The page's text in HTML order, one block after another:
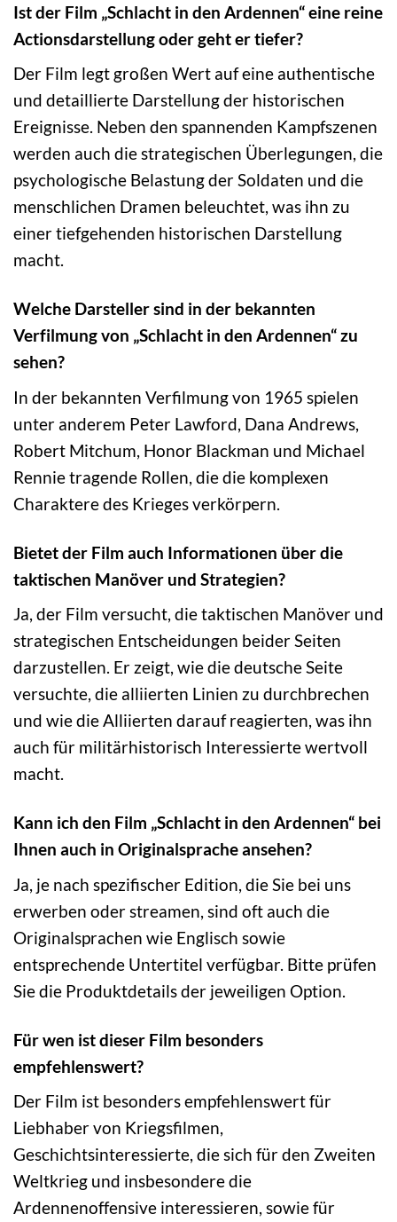
Ist der Film „Schlacht in den Ardennen“ eine reine
Actionsdarstellung oder geht er tiefer?
Der Film legt großen Wert auf eine authentische
und detaillierte Darstellung der historischen
Ereignisse. Neben den spannenden Kampfszenen
werden auch die strategischen Überlegungen, die
psychologische Belastung der Soldaten und die
menschlichen Dramen beleuchtet, was ihn zu
einer tiefgehenden historischen Darstellung
macht.
Welche Darsteller sind in der bekannten
Verfilmung von „Schlacht in den Ardennen“ zu
sehen?
In der bekannten Verfilmung von 1965 spielen
unter anderem Peter Lawford, Dana Andrews,
Robert Mitchum, Honor Blackman und Michael
Rennie tragende Rollen, die die komplexen
Charaktere des Krieges verkörpern.
Bietet der Film auch Informationen über die
taktischen Manöver und Strategien?
Ja, der Film versucht, die taktischen Manöver und
strategischen Entscheidungen beider Seiten
darzustellen. Er zeigt, wie die deutsche Seite
versuchte, die alliierten Linien zu durchbrechen
und wie die Alliierten darauf reagierten, was ihn
auch für militärhistorisch Interessierte wertvoll
macht.
Kann ich den Film „Schlacht in den Ardennen“ bei
Ihnen auch in Originalsprache ansehen?
Ja, je nach spezifischer Edition, die Sie bei uns
erwerben oder streamen, sind oft auch die
Originalsprachen wie Englisch sowie
entsprechende Untertitel verfügbar. Bitte prüfen
Sie die Produktdetails der jeweiligen Option.
Für wen ist dieser Film besonders
empfehlenswert?
Der Film ist besonders empfehlenswert für
Liebhaber von Kriegsfilmen,
Geschichtsinteressierte, die sich für den Zweiten
Weltkrieg und insbesondere die
Ardennenoffensive interessieren, sowie für